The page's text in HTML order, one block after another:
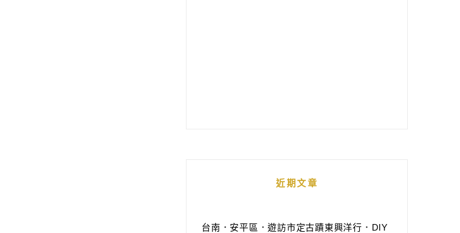
近期文章
台南．安平區．遊訪市定古蹟東興洋行．DIY